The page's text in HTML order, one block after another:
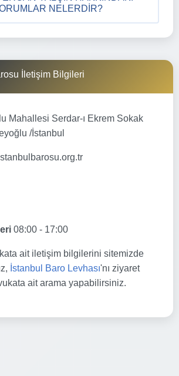
NELERDIR?
İletişim Bilgileri
Mahallesi Serdar-ı Ekrem Sokak
/İstanbul
08:00 - 17:00
ait iletişim bilgilerini sitemizde
İstanbul Baro Levhası'nı ziyaret
ait arama yapabilirsiniz.